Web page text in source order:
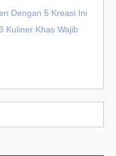
Dengan 5 Kreasi Ini
Kuliner Khas Wajib